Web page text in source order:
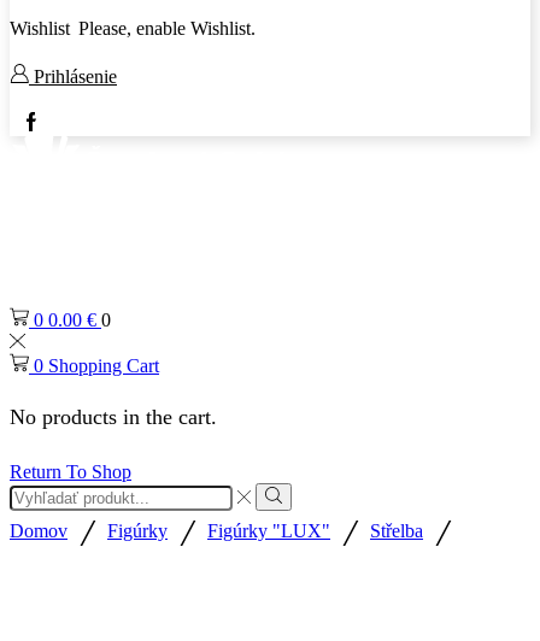
Wishlist Please, enable Wishlist.
Prihlásenie
Facebook
0 0.00 € 0
0 Shopping Cart
No products in the cart.
Return To Shop
Search
input
Search
Domov / Figúrky / Figúrky "LUX" / Střelba /